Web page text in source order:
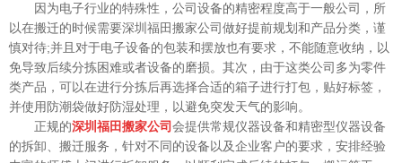
因为电子行业的特殊性，公司设备的精密程度高于一般公司，所
以在搬迁的时候需要深圳福田搬家公司做好提前规划和产品分类，谨
慎对待;并且对于电子设备的包装和摆放也有要求，不能随意收纳，以
免导致后续分拣困难或者设备的磨损。其次，由于这类公司多为零件
类产品，可以在进行分拣后再选择合适的箱子进行打包，贴好标签，
并使用防潮袋做好防湿处理，以避免突发天气的影响。
正规的深圳福田搬家公司会提供常规仪器设备和精密型仪器设备
的拆卸、搬迁服务，针对不同的设备以及企业客户的要求，安排经验